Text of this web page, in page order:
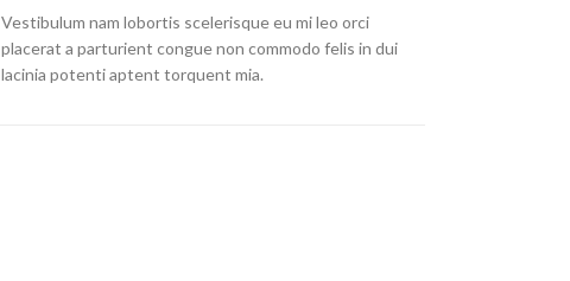
Vestibulum nam lobortis scelerisque eu mi leo orci
placerat a parturient congue non commodo felis in dui
lacinia potenti aptent torquent mia.